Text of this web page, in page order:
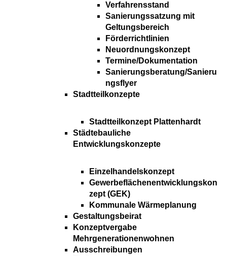
Verfahrensstand
Sanierungssatzung mit
Geltungsbereich
Förderrichtlinien
Neuordnungskonzept
Termine/Dokumentation
Sanierungsberatung/Sanieru
ngsflyer
Stadtteilkonzepte
Stadtteilkonzept Plattenhardt
Städtebauliche
Entwicklungskonzepte
Einzelhandelskonzept
Gewerbeflächenentwicklungskon
zept (GEK)
Kommunale Wärmeplanung
Gestaltungsbeirat
Konzeptvergabe
Mehrgenerationenwohnen
Ausschreibungen